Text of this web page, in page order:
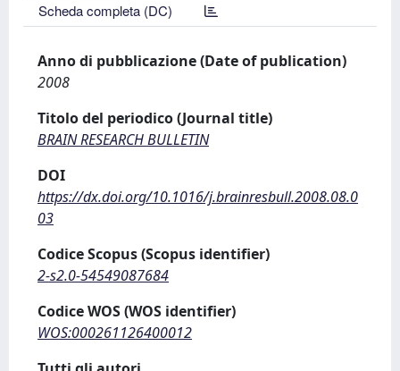
Scheda completa (DC)
Anno di pubblicazione (Date of publication)
2008
Titolo del periodico (Journal title)
BRAIN RESEARCH BULLETIN
DOI
https://dx.doi.org/10.1016/j.brainresbull.2008.08.0
03
Codice Scopus (Scopus identifier)
2-s2.0-54549087684
Codice WOS (WOS identifier)
WOS:000261126400012